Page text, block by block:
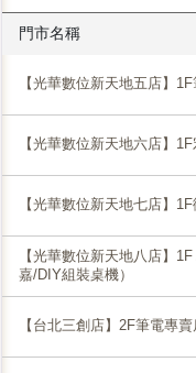
門市名稱
【光華數位新天地五店】
【光華數位新天地六店】
【光華數位新天地七店】
【光華數位新天地八店】
嘉/DIY組裝桌機）
【台北三創店】2F筆電專賣